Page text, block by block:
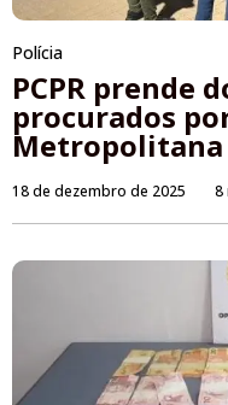
Polícia
PCPR prende
procurados
18 de dezembro de 2025 8